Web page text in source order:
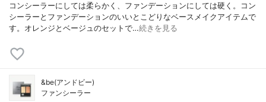
コンシーラーにしては柔らかく、ファンデーションにしては硬く。コン
シーラーとファンデーションのいいとこどりなベースメイクアイテムで
す。オレンジとベージュのセットで…続きを見る
&be(アンドビー)
ファンシーラー